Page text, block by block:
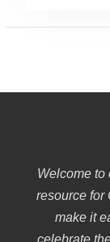
Welcome to
resource for
make it
celebrate